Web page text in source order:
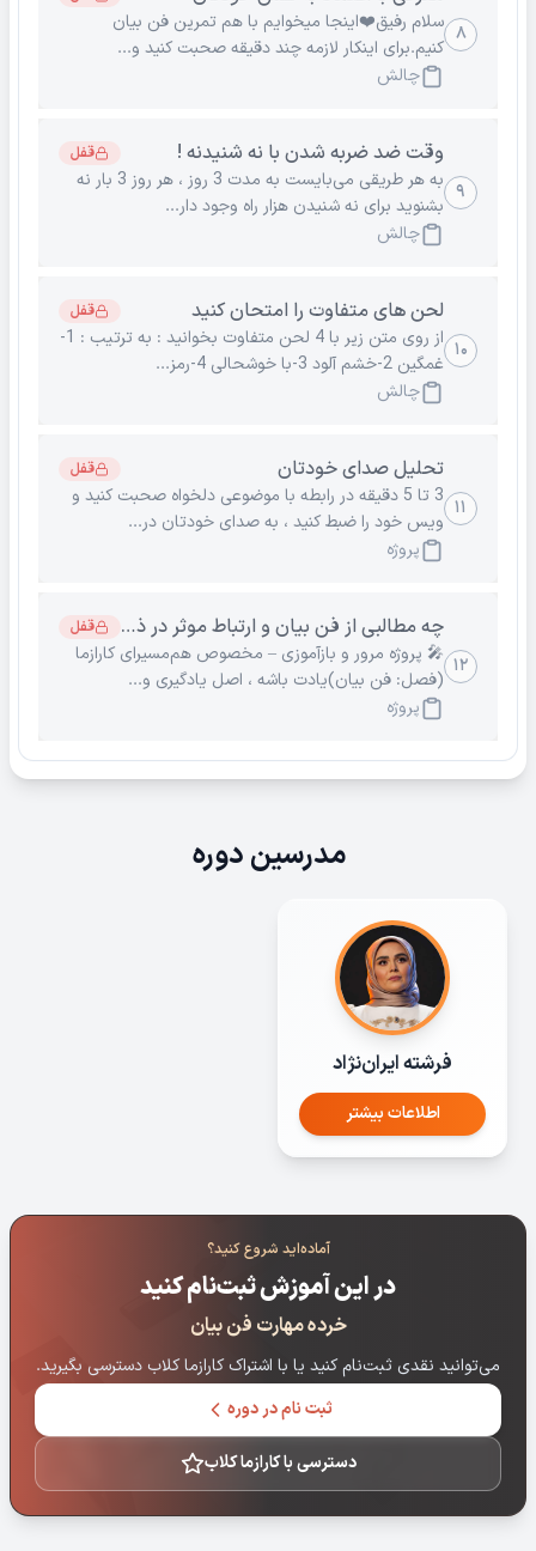
۸ سلام رفیق❤️اینجا میخوایم با هم تمرین فن بیان
کنیم.برای اینکار لازمه چند دقیقه صحبت کنید و...
چالش
۹
وقت ضد ضربه شدن با نه شنیدنه ! قفل
به هر طریقی می‌بایست به مدت 3 روز ، هر روز 3 بار نه
بشنوید برای نه شنیدن هزار راه وجود دار...
چالش
۱۰
لحن های متفاوت را امتحان کنید قفل
از روی متن زیر با 4 لحن متفاوت بخوانید : به ترتیب : 1-
غمگین 2-خشم آلود 3-با خوشحالی 4-رمز...
چالش
۱۱
تحلیل صدای خودتان قفل
3 تا 5 دقیقه در رابطه با موضوعی دلخواه صحبت کنید و
ویس خود را ضبط کنید ، به صدای خودتان در...
پروژه
۱۲
چه مطالبی از فن بیان و ارتباط موثر در ذهنتان مانده
قفل
🎤 پروژه مرور و بازآموزی – مخصوص هم‌مسیرای کارازما
(فصل: فن بیان)یادت باشه ، اصل یادگیری و...
پروژه
مدرسین دوره
فرشته ایران‌نژاد
اطلاعات بیشتر
آماده‌اید شروع کنید؟
در این آموزش ثبت‌نام کنید
خرده مهارت فن بیان
می‌توانید نقدی ثبت‌نام کنید یا با اشتراک کارازما کلاب دسترسی بگیرید.
ثبت نام در دوره
دسترسی با کارازما کلاب